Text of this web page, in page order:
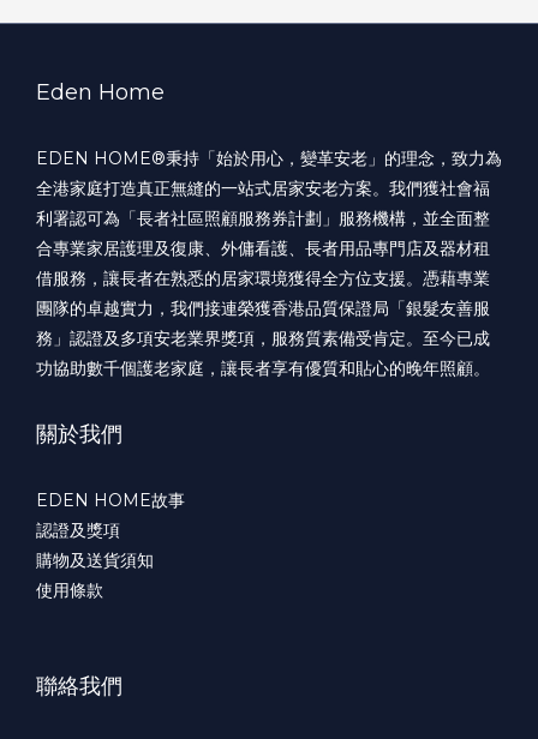
Eden Home
EDEN HOME®️秉持「始於用心，變革安老」的理念，致力為
全港家庭打造真正無縫的一站式居家安老方案。我們獲社會福
利署認可為「長者社區照顧服務券計劃」服務機構，並全面整
合專業家居護理及復康、外傭看護、長者用品專門店及器材租
借服務，讓長者在熟悉的居家環境獲得全方位支援。憑藉專業
團隊的卓越實力，我們接連榮獲香港品質保證局「銀髮友善服
務」認證及多項安老業界獎項，服務質素備受肯定。至今已成
功協助數千個護老家庭，讓長者享有優質和貼心的晚年照顧。
關於我們
EDEN HOME故事
認證及獎項
購物及送貨須知
使用條款
聯絡我們